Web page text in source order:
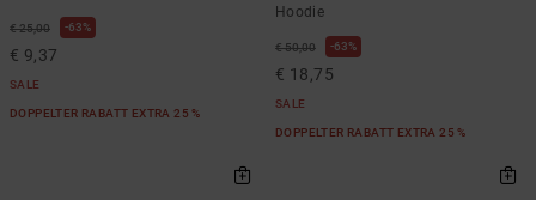
€ 25,00 63%
€ 9,37
SALE
DOPPELTER RABATT EXTRA 25 %
Hoodie
€ 50,00 63%
€ 18,75
SALE
DOPPELTER RABATT EXTRA 25 %